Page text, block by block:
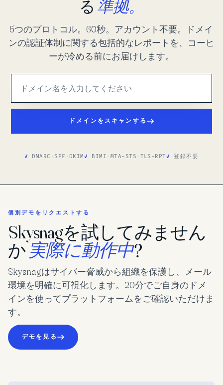
る 準拠。
5つのプロトコル。60秒。アカウント不要。ドメイ
ンの認証体制に関する包括的なレポートを、コーヒ
ーが冷める前にお届けします。
ドメインをスキャンする
DMARC · SPF · DKIM BIMI · MTA-STS · TLS-RPT 登録不要
個別デモをリクエストする
Skysnagを試してみません
か実際に動作中?
Skysnagはサイバー脅威から組織を保護し、メール
環境を明確に可視化します。20分でご自身のドメ
インを使ってプラットフォームをご確認いただけま
す。
デモを見る